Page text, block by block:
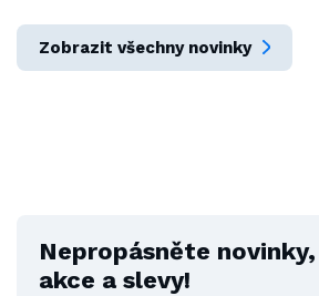
Zobrazit všechny novinky
Nepropásněte novinky,
akce a slevy!